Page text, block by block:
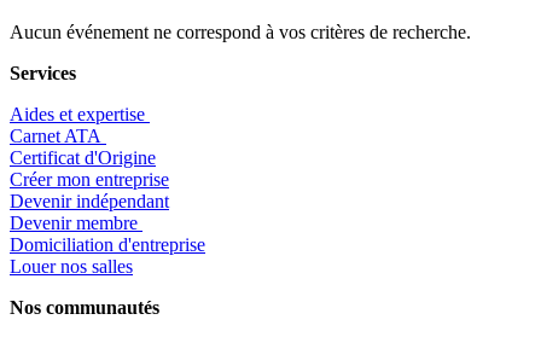
Aucun événement ne correspond à vos critères de recherche.
Services
Aides et expertise
​Carnet ATA
Certificat d'Origine
Créer mon entreprise
Devenir indépendant
Devenir membre
​Domiciliation d'entreprise
Louer nos salles
Nos communautés